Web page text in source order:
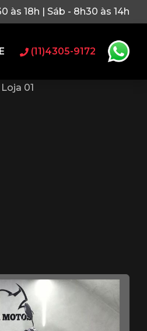
às 18h | Sáb - 8h30 às 14h
(11)4305-9172
01